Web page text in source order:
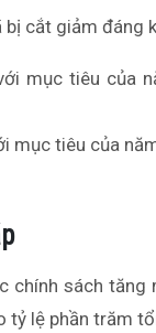
cắt giảm đáng
mục tiêu của
mục tiêu của
chính sách
tỷ lệ phần trăm